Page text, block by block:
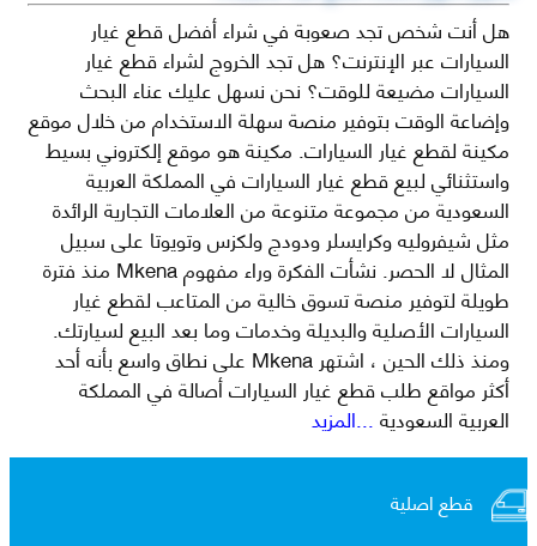
هل أنت شخص تجد صعوبة في شراء أفضل قطع غيار
السيارات عبر الإنترنت؟ هل تجد الخروج لشراء قطع غيار
السيارات مضيعة للوقت؟ نحن نسهل عليك عناء البحث
وإضاعة الوقت بتوفير منصة سهلة الاستخدام من خلال موقع
مكينة لقطع غيار السيارات. مكينة هو موقع إلكتروني بسيط
واستثنائي لبيع قطع غيار السيارات في المملكة العربية
السعودية من مجموعة متنوعة من العلامات التجارية الرائدة
مثل شيفروليه وكرايسلر ودودج ولكزس وتويوتا على سبيل
المثال لا الحصر. نشأت الفكرة وراء مفهوم Mkena منذ فترة
طويلة لتوفير منصة تسوق خالية من المتاعب لقطع غيار
السيارات الأصلية والبديلة وخدمات وما بعد البيع لسيارتك.
ومنذ ذلك الحين ، اشتهر Mkena على نطاق واسع بأنه أحد
أكثر مواقع طلب قطع غيار السيارات أصالة في المملكة
العربية السعودية...المزيد
قطع اصلية